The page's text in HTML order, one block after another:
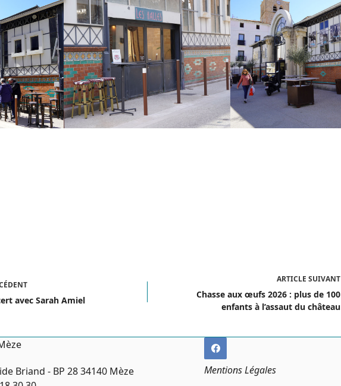
avec Sarah Amiel
ARTICLE SUIVANT
Chasse aux œufs 2026 : plus de 100
enfants à l’assaut du château
Briand - BP 28 34140 Mèze
Mentions Légales